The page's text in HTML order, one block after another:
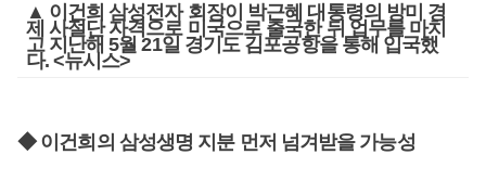
▲ 이건희 삼성전자 회장이 박근혜 대통령의 방미 경
제 사절단 자격으로 미국으로 출국한 뒤 업무를 마치
고 지난해 5월 21일 경기도 김포공항을 통해 입국했
다. <뉴시스>
◆ 이건희의 삼성생명 지분 먼저 넘겨받을 가능성